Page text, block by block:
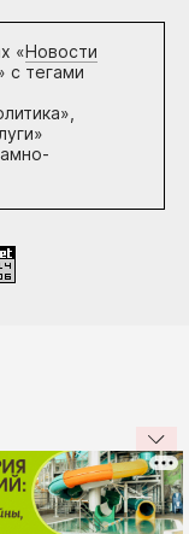
«Новости
с тегами